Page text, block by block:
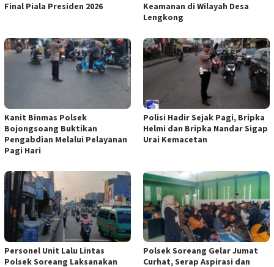
Final Piala Presiden 2026
Keamanan di Wilayah Desa
Lengkong
Kanit Binmas Polsek
Bojongsoang Buktikan
Pengabdian Melalui Pelayanan
Pagi Hari
Polisi Hadir Sejak Pagi, Bripka
Helmi dan Bripka Nandar Sigap
Urai Kemacetan
Personel Unit Lalu Lintas
Polsek Soreang Laksanakan
Polsek Soreang Gelar Jumat
Curhat, Serap Aspirasi dan